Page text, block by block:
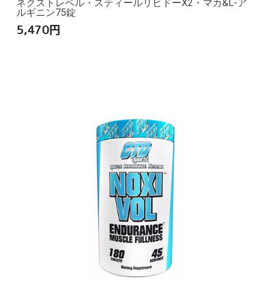
ネクストレベル・スティールリビドーX2・マカ&L-ア
ルギニン75錠
5,470円